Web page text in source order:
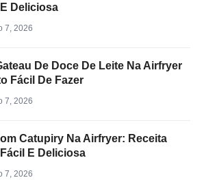
Deliciosa
7, 2026
De Doce De Leite Na Airfryer
Fácil De Fazer
7, 2026
Catupiry Na Airfryer: Receita
E Deliciosa
7, 2026